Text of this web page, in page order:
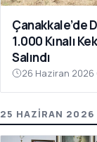
Çanakkale’de
1.000 Kınalı
Salındı
26 Haziran 2026
25 HAZIRAN 2026